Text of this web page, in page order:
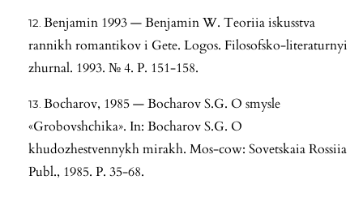
Benjamin 1993 — Benjamin W. Teoriia iskusstva
rannikh romantikov i Gete. Logos. Filosofsko-literaturnyi
zhurnal. 1993. № 4. P. 151-158.
Bocharov, 1985 — Bocharov S.G. O smysle
«Grobovshchika». In: Bocharov S.G. O
khudozhestvennykh mirakh. Mos-cow: Sovetskaia Rossiia
Publ., 1985. P. 35-68.